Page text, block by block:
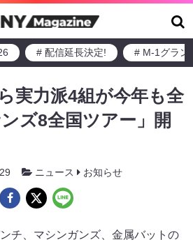
# 配信延長決定! # M-1グラン
実力派4組が今年も全
ズ8全国ツアー」開
ニュース お知らせ
チ、マシンガンズ、金属バットの